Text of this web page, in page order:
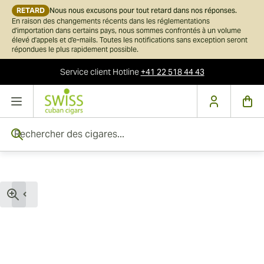
RETARD Nous nous excusons pour tout retard dans nos réponses.
En raison des changements récents dans les réglementations
d'importation dans certains pays, nous sommes confrontés à un volume
élevé d'appels et d'e-mails. Toutes les notifications sans exception seront
répondues le plus rapidement possible.
Service clientHotline+41 22 518 44 43
Skip to Content